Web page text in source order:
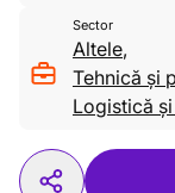
Sector
Altele,
Tehnică și
Logistică